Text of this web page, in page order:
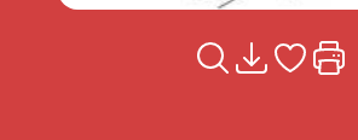
Voir la fiche
Télécharger
Ajouter